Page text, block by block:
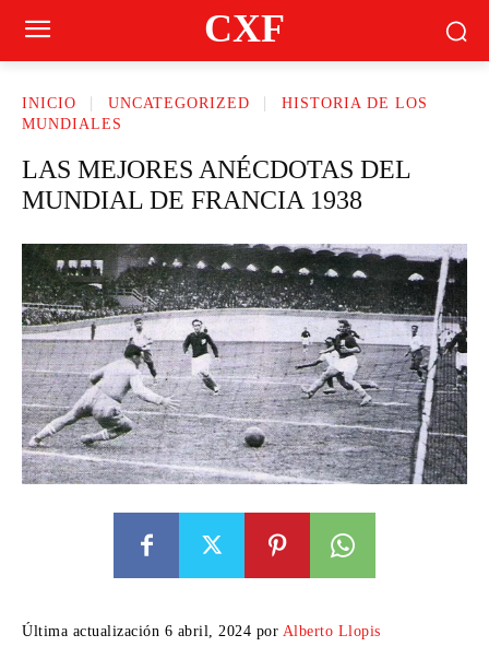
CXF
INICIO UNCATEGORIZED
HISTORIA DE LOS
MUNDIALES
LAS MEJORES ANÉCDOTAS DEL
MUNDIAL DE FRANCIA 1938
Última actualización 6 abril, 2024 por Alberto Llopis